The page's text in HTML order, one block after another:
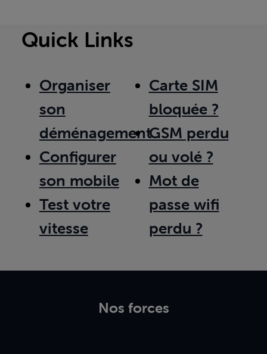
Quick Links
Organiser
son
déménagement
Configurer
son mobile
Test votre
vitesse
Carte SIM
bloquée ?
GSM perdu
ou volé ?
Mot de
passe wifi
perdu ?
Nos forces